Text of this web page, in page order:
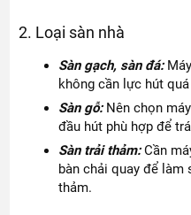
2. Loại sàn nhà
Sàn gạch, sàn đá:
không cần lực hút
Sàn gỗ:Nên chọn
đầu hút phù hợp để
Sàn trải thảm:Cần
bàn chải quay để làm
thảm.